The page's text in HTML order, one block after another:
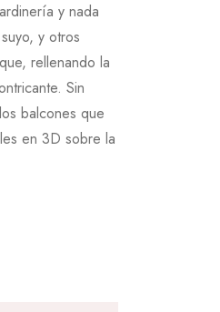
y nada
y otros
rellenando la
Sin
balcones que
en 3D sobre la